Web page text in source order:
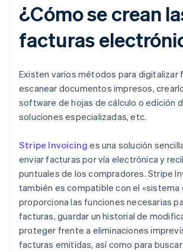
¿Cómo se crean
facturas
Existen varios métodos para digitalizar
escanear documentos impresos,
software de hojas de cálculo o edición
soluciones especializadas, etc.
Stripe Invoicing es una solución
enviar facturas por vía electrónica y
puntuales de los compradores. Stripe
también es compatible con el «sistema
proporciona las funciones necesarias
facturas, guardar un historial de
proteger frente a eliminaciones
facturas emitidas, así como para